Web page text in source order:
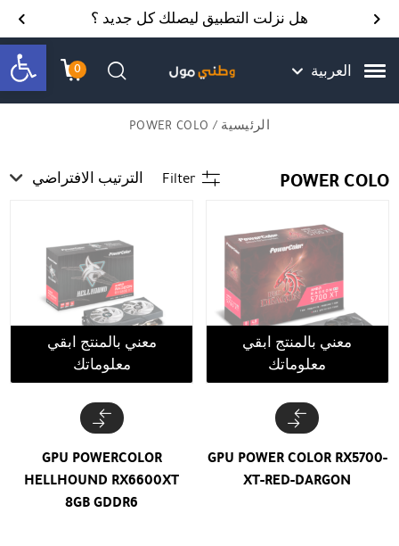
Skip to Content
Contact Us هل نزلت التطبيق ليصلك كل جديد ؟
العربية 0
עגלתחיפוש
الرئيسية / POWER COLO
POWER COLO
Filter الترتيب الافتراضي
معني بالمنتج ابقي
معلوماتك
GPU POWER COLOR RX5700-
XT-RED-DARGON
معني بالمنتج ابقي
معلوماتك
GPU POWERCOLOR
HELLHOUND RX6600XT
8GB GDDR6
Back top top